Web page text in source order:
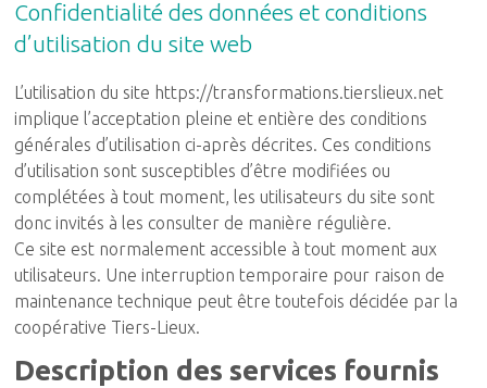
Confidentialité des données et conditions
d’utilisation du site web
L’utilisation du site https://transformations.tierslieux.net
implique l’acceptation pleine et entière des conditions
générales d’utilisation ci-après décrites. Ces conditions
d’utilisation sont susceptibles d’être modifiées ou
complétées à tout moment, les utilisateurs du site sont
donc invités à les consulter de manière régulière.
Ce site est normalement accessible à tout moment aux
utilisateurs. Une interruption temporaire pour raison de
maintenance technique peut être toutefois décidée par la
coopérative Tiers-Lieux.
Description des services fournis